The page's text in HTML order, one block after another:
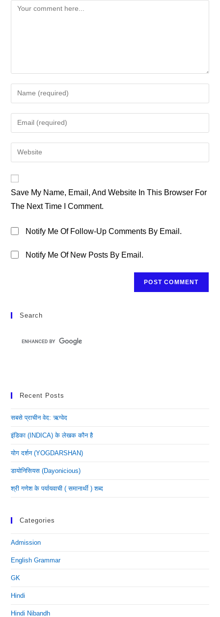
Comment
Enter
Your
Name
Or
To
Comment
Enter
Your
Email
Address
Enter
Your
URL
(optional)
Save My Name, Email, And Website In This Browser For
The Next Time I Comment.
Notify Me Of Follow-Up Comments By Email.
Notify Me Of New Posts By Email.
Search
Recent Posts
सबसे प्राचीन वेद: ऋग्वेद
इंडिका (INDICA) के लेखक कौन है
योग दर्शन (YOGDARSHAN)
डायोनिसियस (dayonicious)
श्री गणेश के पर्यायवाची ( समानार्थी ) शब्द
Categories
Admission
English Grammar
GK
Hindi
Hindi Nibandh